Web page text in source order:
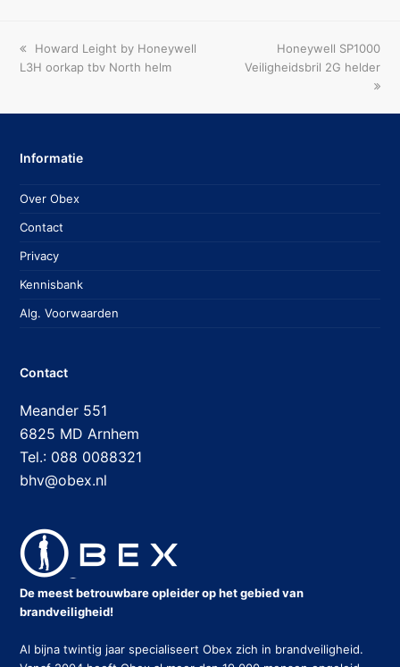
previous
post:
Howard Leight by Honeywell
L3H oorkap tbv North helm
next
post:
Honeywell SP1000
Veiligheidsbril 2G helder
Informatie
Over Obex
Contact
Privacy
Kennisbank
Alg. Voorwaarden
Contact
Meander 551
6825 MD Arnhem
Tel.: 088 0088321
bhv@obex.nl
De meest betrouwbare opleider op het gebied van
brandveiligheid!
Al bijna twintig jaar specialiseert Obex zich in brandveiligheid.